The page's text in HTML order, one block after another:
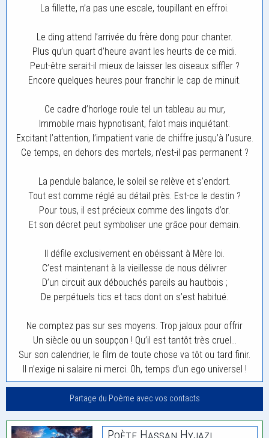
La fillette, n’a pas une escale, toupillant en effroi.
Le ding attend l’arrivée du frère dong pour chanter.
Plus qu’un quart d’heure avant les heurts de ce midi.
Peut-être serait-il mieux de laisser les oiseaux siffler ?
Encore quelques heures pour franchir le cap de minuit.
Ce cadre d’horloge roule tel un tableau au mur,
Immobile mais hypnotisant, falot mais inquiétant.
Excitant l’attention, l’impatient varie de chiffre jusqu’à l’usure.
Ce temps, en dehors des mortels, n’est-il pas permanent ?
La pendule balance, le soleil se relève et s’endort.
Tout est comme réglé au détail près. Est-ce le destin ?
Pour tous, il est précieux comme des lingots d’or.
Et son décret peut symboliser une grâce pour demain.
Il défile exclusivement en obéissant à Mère loi.
C’est maintenant à la vieillesse de nous délivrer
D’un circuit aux débouchés pareils au hautbois ;
De perpétuels tics et tacs dont on s’est habitué.
Ne comptez pas sur ses moyens. Trop jaloux pour offrir
Un siècle ou un soupçon ! Qu’il est tantôt très cruel…
Sur son calendrier, le film de toute chose va tôt ou tard finir.
Il n’exige ni salaire ni merci. Oh, temps d’un ego universel !
Partage du Poème avec vos contacts